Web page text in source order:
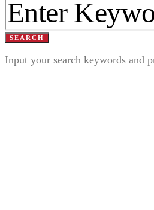
SEARCH
Input your search keywords and